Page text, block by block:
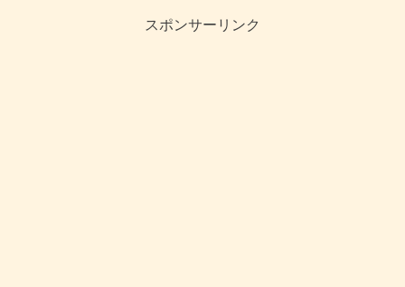
スポンサーリンク